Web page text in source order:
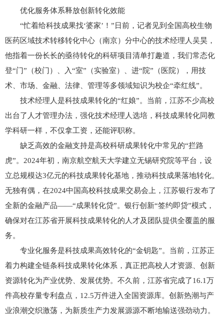
优化服务体系释放创新转化效能
“忙着给科技成果找‘婆家’！”日前，记者见到全国高校生物
医药区域技术转移转化中心（南京）分中心的技术经理人吴昊，
他指着一份长长的亟待转化的科研项目清单打趣道，我们常态化
登“门”（校门）、入“室”（实验室）、进“院”（医院），用技
术、市场、金融、法律、管理等多领域知识为校企“牵红线”。
技术经理人是科技成果转化的“红娘”。当前，江苏不少高校
出台了人才管理办法，强化技术经理人选培，科技成果转化同教
学科研一样，不仅拿工资，还能评职称。
缺乏高效的金融支持是高校科研成果转化中常见的“拦路
虎”。2024年初，南京航空航天大学建立无锡研究院等平台，设
立总规模达3亿元的科技成果转化基地，推动科技成果落地转化。
无独有偶，在2024中国高校科技成果交易会上，江苏银行发布了
全新的金融产品——“成果转化贷”。银行创新“签约即贷”模式，
确保对在江苏省开展科技成果转化的人才及团队提供全覆盖的服
务。
专业化服务是科技成果高效转化的“金钥匙”。当前，江苏正
着力构建全链条科技成果转化体系，真正把高校人才资源、创新
资源转化为产业优势、发展优势。不久前，江苏省完成了16.1万
件高校存量专利盘点，12.5万件进入全国资源库。创新热潮与产
业浪潮交织激荡，为新质生产力发展源源不断地输送强劲动力。